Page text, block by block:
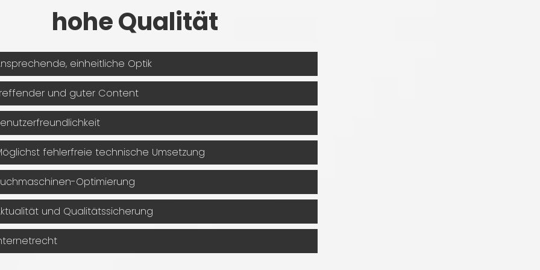
hohe Qualität
einheitliche Optik
und guter Content
fehlerfreie technische Umsetzung
Optimierung
und Qualitätssicherung